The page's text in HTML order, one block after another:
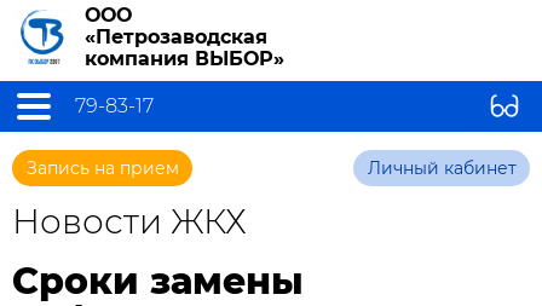
ООО
«Петрозаводская
компания ВЫБОР»
79-83-17
Запись на прием Личный кабинет
Новости ЖКХ
Сроки замены